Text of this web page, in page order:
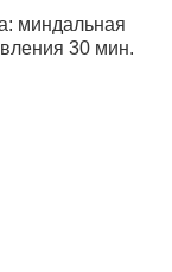
миндальная
30 мин.